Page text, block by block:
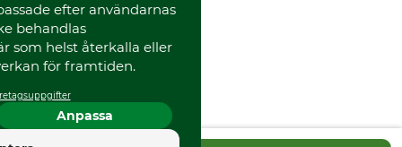
efter användarnas
behandlas
som helst återkalla eller
för framtiden.
Anpassa